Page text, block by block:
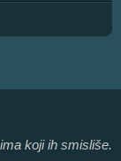
koji ih smisliše.